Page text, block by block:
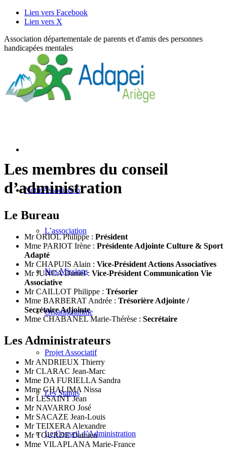
Lien vers Facebook
Lien vers X
Association départementale de parents et d'amis des personnes
handicapées mentales
NotreAssociation
L’association
Nos Missions
Organigramme
Projet Associatif
Les Statuts
Le Conseil d’Administration
Les membres du conseil
d’administration
Le Bureau
Mr ORIOL Philippe : Président
Mme PARIOT Irène : Présidente Adjointe Culture & Sport
Adapté
Mr CHAPUIS Alain : Vice-Président Actions Associatives
Mr JUNCA Daniel : Vice-Président Communication Vie
Associative
Mr CAILLOT Philippe : Trésorier
Mme BARBERAT Andrée : Trésorière Adjointe /
Secrétaire Adjointe
Mme CHABANEL Marie-Thérèse : Secrétaire
Les Administrateurs
Mr ANDRIEUX Thierry
Mr CLARAC Jean-Marc
Mme DA FURIELLA Sandra
Mme GHALIMA Nissa
Mr LESAINT Jean
Mr NAVARRO José
Mr SACAZE Jean-Louis
Mr TEIXERA Alexandre
Mr TOURDE Damien
Mme VILAPLANA Marie-France